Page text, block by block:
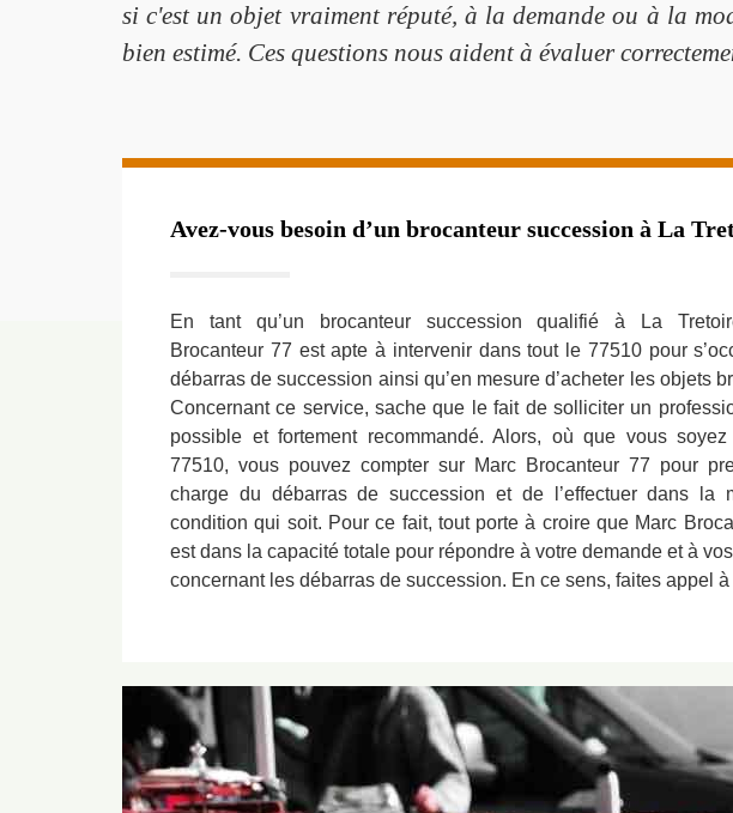
si c'est un objet vraiment réputé, à la demande ou à la
bien estimé. Ces questions nous aident à évaluer
Avez-vous besoin d’un brocanteur succession à La
En tant qu’un brocanteur succession qualifié à La
Brocanteur 77 est apte à intervenir dans tout le 77510 pour
débarras de succession ainsi qu’en mesure d’acheter les objets
Concernant ce service, sache que le fait de solliciter un
possible et fortement recommandé. Alors, où que vous
77510, vous pouvez compter sur Marc Brocanteur 77 pour
charge du débarras de succession et de l’effectuer dans la
condition qui soit. Pour ce fait, tout porte à croire que Marc
est dans la capacité totale pour répondre à votre demande et à
concernant les débarras de succession. En ce sens, faites appel à